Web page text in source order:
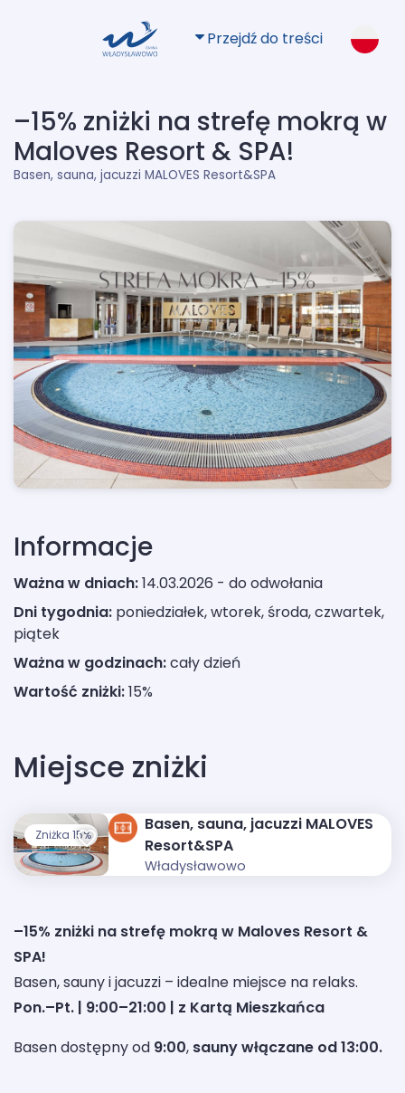
Przejdź do treści
–15% zniżki na strefę mokrą w
Maloves Resort & SPA!
Basen, sauna, jacuzzi MALOVES Resort&SPA
Informacje
Ważna w dniach:14.03.2026 - do odwołania
Dni tygodnia: poniedziałek, wtorek, środa, czwartek,
piątek
Ważna w godzinach:cały dzień
Wartość zniżki:15%
Miejsce zniżki
Zniżka 15%
Basen, sauna, jacuzzi MALOVES
Resort&SPA
Władysławowo
–15% zniżki na strefę mokrą w Maloves Resort &
SPA!
Basen, sauny i jacuzzi – idealne miejsce na relaks.
Pon.–Pt. | 9:00–21:00 | z Kartą Mieszkańca
Basen dostępny od 9:00, sauny włączane od 13:00.